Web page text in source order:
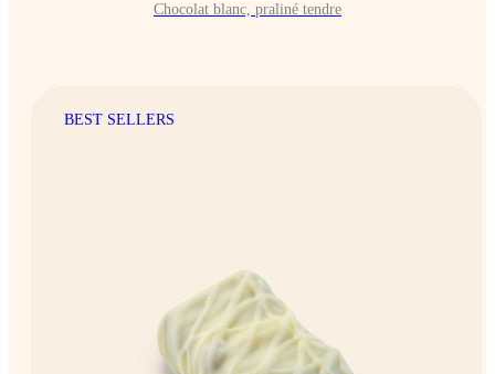
Chocolat blanc, praliné tendre
BEST SELLERS